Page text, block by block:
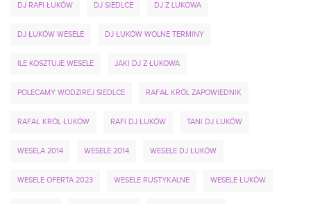
DJ RAFI ŁUKÓW DJ SIEDLCE DJ Z LUKOWA
DJ ŁUKÓW WESELE DJ ŁUKÓW WOLNE TERMINY
ILE KOSZTUJE WESELE JAKI DJ Z ŁUKOWA
POLECAMY WODZIREJ SIEDLCE RAFAŁ KRÓL ZAPOWIEDNIK
RAFAŁ KRÓL ŁUKÓW RAFI DJ ŁUKÓW TANI DJ ŁUKÓW
WESELA 2014 WESELE 2014 WESELE DJ ŁUKÓW
WESELE OFERTA 2023 WESELE RUSTYKALNE WESELE ŁUKÓW